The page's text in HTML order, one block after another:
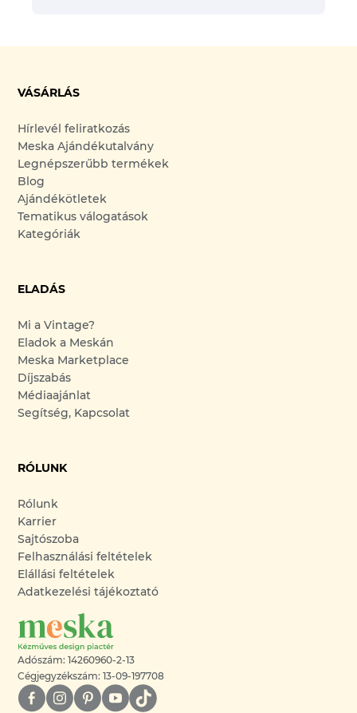
VÁSÁRLÁS
Hírlevél feliratkozás
Meska Ajándékutalvány
Legnépszerűbb termékek
Blog
Ajándékötletek
Tematikus válogatások
Kategóriák
ELADÁS
Mi a Vintage?
Eladok a Meskán
Meska Marketplace
Díjszabás
Médiaajánlat
Segítség, Kapcsolat
RÓLUNK
Rólunk
Karrier
Sajtószoba
Felhasználási feltételek
Elállási feltételek
Adatkezelési tájékoztató
Adószám: 14260960-2-13
Cégjegyzékszám: 13-09-197708